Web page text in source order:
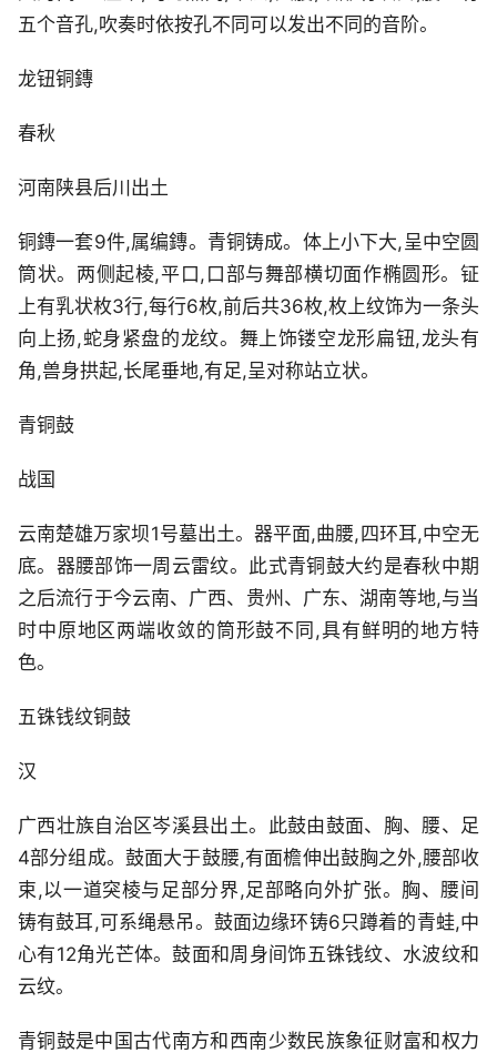
五个音孔,吹奏时依按孔不同可以发出不同的音阶。
龙钮铜鏄
春秋
河南陕县后川出土
铜鏄一套9件,属编鏄。青铜铸成。体上小下大,呈中空圆
筒状。两侧起棱,平口,口部与舞部横切面作椭圆形。钲
上有乳状枚3行,每行6枚,前后共36枚,枚上纹饰为一条头
向上扬,蛇身紧盘的龙纹。舞上饰镂空龙形扁钮,龙头有
角,兽身拱起,长尾垂地,有足,呈对称站立状。
青铜鼓
战国
云南楚雄万家坝1号墓出土。器平面,曲腰,四环耳,中空无
底。器腰部饰一周云雷纹。此式青铜鼓大约是春秋中期
之后流行于今云南、广西、贵州、广东、湖南等地,与当
时中原地区两端收敛的筒形鼓不同,具有鲜明的地方特
色。
五铢钱纹铜鼓
汉
广西壮族自治区岑溪县出土。此鼓由鼓面、胸、腰、足
4部分组成。鼓面大于鼓腰,有面檐伸出鼓胸之外,腰部收
束,以一道突棱与足部分界,足部略向外扩张。胸、腰间
铸有鼓耳,可系绳悬吊。鼓面边缘环铸6只蹲着的青蛙,中
心有12角光芒体。鼓面和周身间饰五铢钱纹、水波纹和
云纹。
青铜鼓是中国古代南方和西南少数民族象征财富和权力